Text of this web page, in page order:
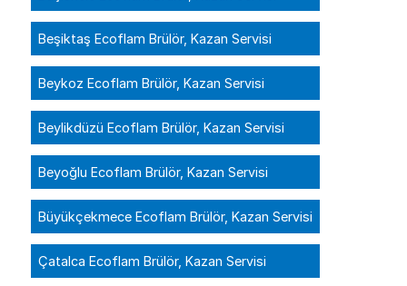
Beşiktaş Ecoflam Brülör, Kazan Servisi
Beykoz Ecoflam Brülör, Kazan Servisi
Beylikdüzü Ecoflam Brülör, Kazan Servisi
Beyoğlu Ecoflam Brülör, Kazan Servisi
Büyükçekmece Ecoflam Brülör, Kazan Servisi
Çatalca Ecoflam Brülör, Kazan Servisi